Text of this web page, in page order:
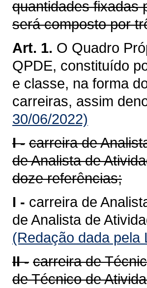
quantidades fixadas
será composto por
Art. 1. O Quadro
QPDE, constituído
e classe, na forma
carreiras, assim
30/06/2022)
I - carreira de
de Analista de
doze referências;
I - carreira de
de Analista de
(Redação dada pela
II - carreira de
de Técnico de